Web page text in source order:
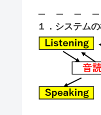
１．システム